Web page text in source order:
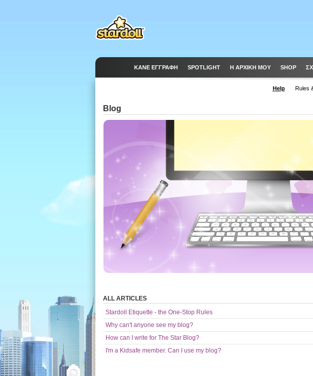
ΚΆΝΕ ΕΓΓΡΑΦΉ SPOTLIGHT Η ΑΡΧΙΚΗ ΜΟΥ SHOP
Help Rules
Blog
ALL ARTICLES
Stardoll Etiquette - the One-Stop Rules
Why can't anyone see my blog?
How can I write for The Star Blog?
I'm a Kidsafe member. Can I use my blog?